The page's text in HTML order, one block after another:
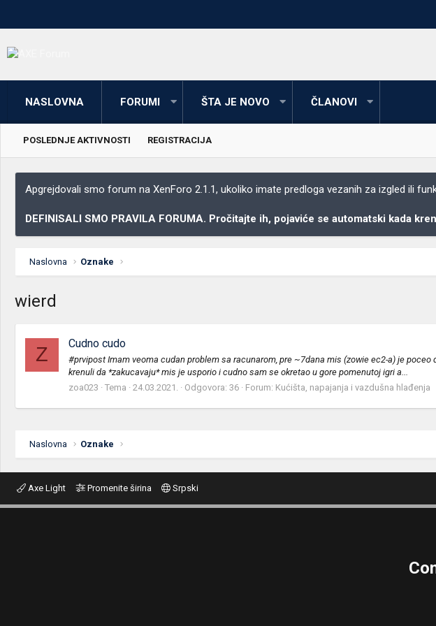
NASLOVNA FORUMI ŠTA JE NOVO ČLANOVI
POSLEDNJE AKTIVNOSTI REGISTRACIJA
Apgrejdovali smo forum na XenForo 2.1.1, ukoliko imate predloga vezanih za izgled ili
DEFINISALI SMO PRAVILA FORUMA. Pročitajte ih, pojaviće se automatski kada
Naslovna Oznake
wierd
Z Cudno cudo
#prvipost Imam veoma cudan problem sa racunarom, pre ~7dana mis (zowie ec2-a) je
krenuli da *zakucavaju* mis je usporio i cudno sam se okretao u gore pomenutoj igri a...
zoa023
Tema 24.03.2021. Odgovora: 36 Forum: Kućišta, napajanja i vazdušna hlađenja
Naslovna Oznake
Axe Light Promenite širina Srpski